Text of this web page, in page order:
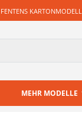
MEHR MODELLE